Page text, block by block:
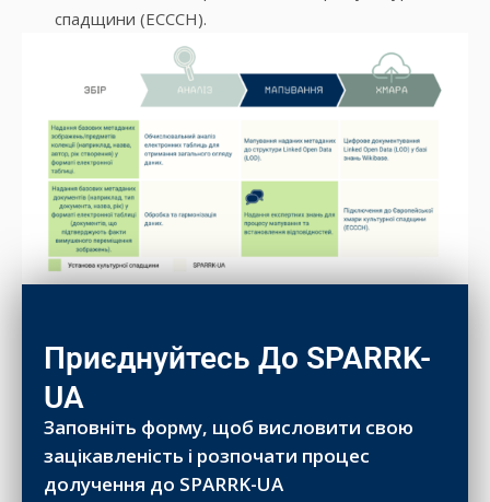
спадщини (ECCCH).
Приєднуйтесь До SPARRK-
UA
Заповніть форму, щоб висловити свою
зацікавленість і розпочати процес
долучення до SPARRK-UA